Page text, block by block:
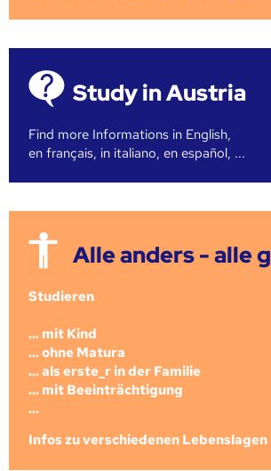
Study in Austria
Find more Informations in English,
en français, in italiano, en español, ...
Alle anders - alle
Studieren
... mit Kind
... ohne Matura
... als erste_r in der Familie
... mit Beeinträchtigung
...
Infos zu verschiedenen Lebenslagen